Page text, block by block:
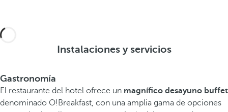
Instalaciones y servicios
Gastronomía
El restaurante del hotel ofrece un magnífico desayuno buffet
denominado O!Breakfast, con una amplia gama de opciones